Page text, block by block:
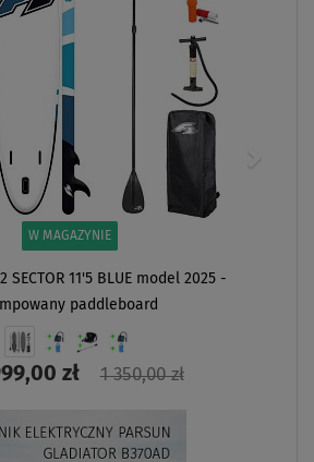
W MAGAZYNIE
SECTOR 11'5 BLUE model 2025 -
paddleboard
zł 1 350,00 zł
ZOBACZ